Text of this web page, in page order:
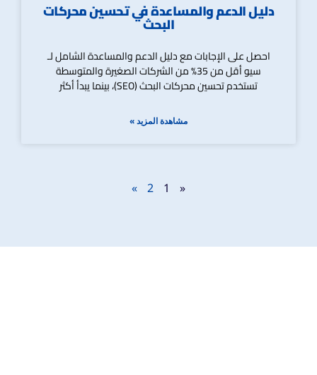
دليل الدعم والمساعدة في تحسين محركات
البحث
احصل على الإجابات مع دليل الدعم والمساعدة الشامل لـ
سيو أقل من 35% من الشركات الصغيرة والمتوسطة
تستخدم تحسين محركات البحث (SEO)، بينما يبدأ أكثر
مشاهدة المزيد »
«
1
2
»